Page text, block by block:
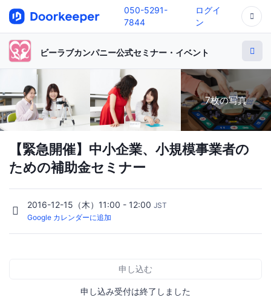
050-5291-
7844
ログイ
ン
ビーラブカンパニー公式セミナー・イベント
7枚の写真
【緊急開催】中小企業、小規模事業者の
ための補助金セミナー
2016-12-15（木）11:00 - 12:00 JST
Google カレンダーに追加
申し込む
申し込み受付は終了しました